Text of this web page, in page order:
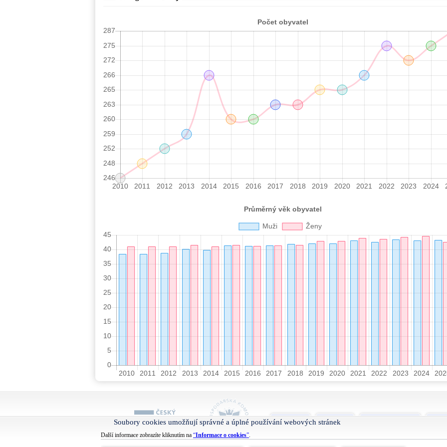
O projektu Nápověda
Soubory cookies umožňují správné a úplné používání webových stránek
Další informace zobrazíte kliknutím na “Informace o cookies”.